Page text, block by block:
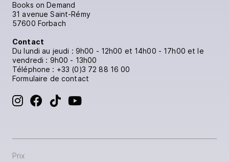
Books on Demand
31 avenue Saint-Rémy
57600 Forbach
Contact
Du lundi au jeudi : 9h00 - 12h00 et 14h00 - 17h00 et le
vendredi : 9h00 - 13h00
Téléphone : +33 (0)3 72 88 16 00
Formulaire de contact
Prix